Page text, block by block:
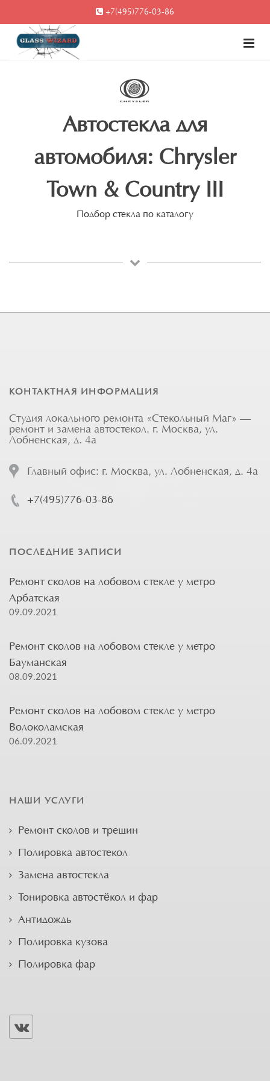
+7(495)776-03-86
Автостекла для
автомобиля: Chrysler
Town & Country III
Подбор стекла по каталогу
КОНТАКТНАЯ ИНФОРМАЦИЯ
Студия локального ремонта «Стекольный Маг» —
ремонт и замена автостекол. г. Москва, ул.
Лобненская, д. 4а
Главный офис: г. Москва, ул. Лобненская, д. 4а
+7(495)776-03-86
ПОСЛЕДНИЕ ЗАПИСИ
Ремонт сколов на лобовом стекле у метро
Арбатская
09.09.2021
Ремонт сколов на лобовом стекле у метро
Бауманская
08.09.2021
Ремонт сколов на лобовом стекле у метро
Волоколамская
06.09.2021
НАШИ УСЛУГИ
Ремонт сколов и трещин
Полировка автостекол
Замена автостекла
Тонировка автостёкол и фар
Антидождь
Полировка кузова
Полировка фар